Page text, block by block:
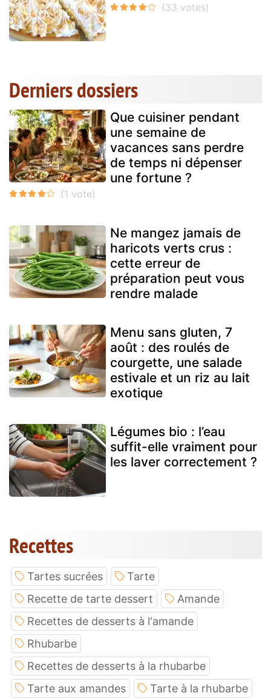
Derniers dossiers
Que cuisiner pendant
une semaine de
vacances sans perdre
de temps ni dépenser
une fortune ?
Ne mangez jamais de
haricots verts crus :
cette erreur de
préparation peut vous
rendre malade
Menu sans gluten, 7
août : des roulés de
courgette, une salade
estivale et un riz au lait
exotique
Légumes bio : l’eau
suffit-elle vraiment pour
les laver correctement ?
Recettes
Tartes sucrées
Tarte
Recette de tarte dessert
Amande
Recettes de desserts à l'amande
Rhubarbe
Recettes de desserts à la rhubarbe
Tarte aux amandes
Tarte à la rhubarbe